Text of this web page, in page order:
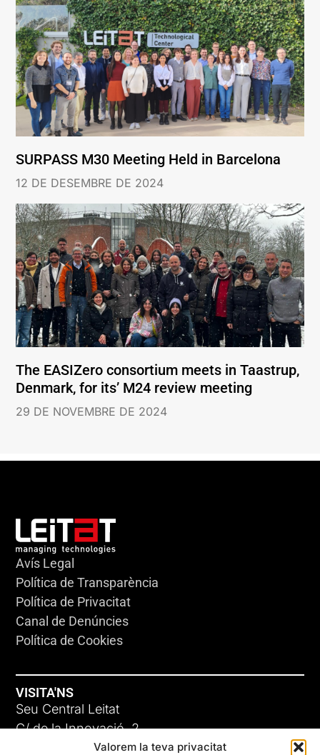
Valorem la teva privacitat
SURPASS M30 Meeting Held in Barcelona
12 DE DESEMBRE DE 2024
The EASIZero consortium meets in Taastrup,
Denmark, for its’ M24 review meeting
29 DE NOVEMBRE DE 2024
Avís Legal
Política de Transparència
Política de Privacitat
Canal de Denúncies
Política de Cookies
VISITA'NS
Seu Central Leitat
C/ de la Innovació, 2
08225 Terrassa, (Barcelona)